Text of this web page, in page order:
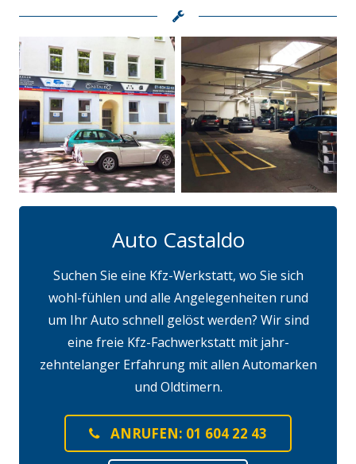
Auto Castaldo
Suchen Sie eine Kfz-Werkstatt, wo Sie sich
wohl-fühlen und alle Angelegenheiten rund
um Ihr Auto schnell gelöst werden? Wir sind
eine freie Kfz-Fachwerkstatt mit jahr-
zehntelanger Erfahrung mit allen Automarken
und Oldtimern.
ANRUFEN: 01 604 22 43